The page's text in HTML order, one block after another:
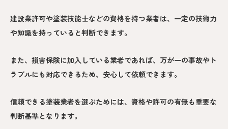
建設業許可や塗装技能士などの資格を持つ業者は、一定の技術力
や知識を持っていると判断できます。
また、損害保険に加入している業者であれば、万が一の事故やト
ラブルにも対応できるため、安心して依頼できます。
信頼できる塗装業者を選ぶためには、資格や許可の有無も重要な
判断基準となります。